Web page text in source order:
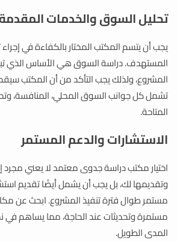
تحليل السوق والخدمات
يجب أن يتسم المكتب المختار بالكفاءة في
المستهدف. دراسة السوق هي الأساس الذي
المشروع، ولذلك يجب التأكد من أن المكتب
تشمل كل جوانب السوق المحلي، المنافسة،
المتاحة.
الاستشارات والدعم المستمر
اختيار مكتب دراسة جدوى معتمد لا يعني مجرد
وتقديمها لك، بل يجب أن يشمل أيضًا تقديم
مستمر طوال فترة تنفيذ المشروع. ابحث عن
مستمرة وتحديثات عند الحاجة، مما يساهم في
المدى الطويل.